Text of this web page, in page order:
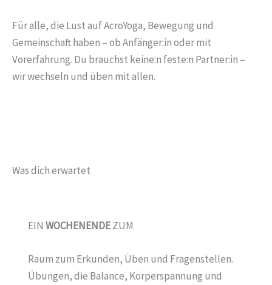
Für alle, die Lust auf AcroYoga, Bewegung und
Gemeinschaft haben – ob Anfänger:in oder mit
Vorerfahrung. Du brauchst keine:n feste:n Partner:in –
wir wechseln und üben mit allen.
Was dich erwartet
EIN WOCHENENDEZUM
Raum zum Erkunden, Üben und Fragenstellen.
Übungen, die Balance, Körperspannung und